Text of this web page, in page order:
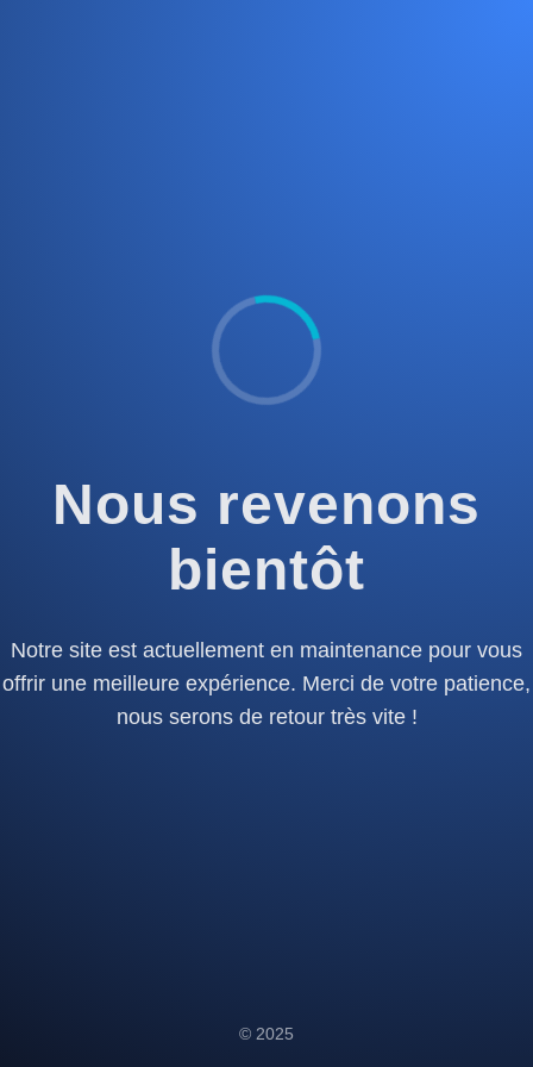
Nous revenons
bientôt
Notre site est actuellement en maintenance pour vous
offrir une meilleure expérience. Merci de votre patience,
nous serons de retour très vite !
© 2025